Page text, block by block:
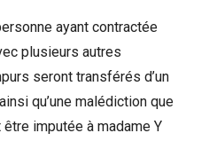
ayant contractée
plusieurs autres
seront transférés d’un
qu’une malédiction que
imputée à madame Y